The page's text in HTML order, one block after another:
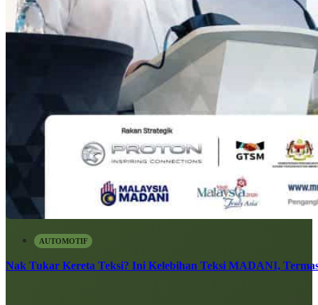
AUTOMOTIF
Nak Tukar Kereta Teksi? Ini Kelebihan Teksi MADANI,